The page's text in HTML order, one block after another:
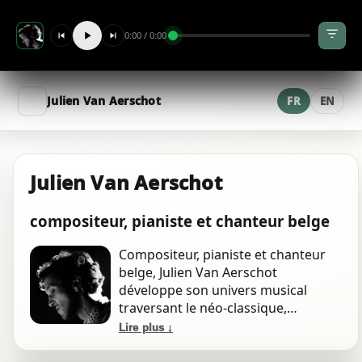
0:00 / 0:00
Sebastien
les choeurs brisés (strings)
chambers
An's fall
piano
misophone la pomme secondi piatti
soundtrack
salome virgil VXL master
Julien Van Aerschot FR EN
Julien Van Aerschot
compositeur, pianiste et chanteur belge
Compositeur, pianiste et chanteur
belge, Julien Van Aerschot
développe son univers musical
traversant le néo-classique,
l'électro-ambient et la pop, avec une
Lire plus ↓